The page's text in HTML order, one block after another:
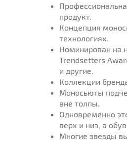
продукт.
Концепция
технологиях.
Номинирован на
Trendsetters
и другие.
Коллекции
Моносьюты
вне толпы.
Одновременно
верх и низ, а
Многие звезды